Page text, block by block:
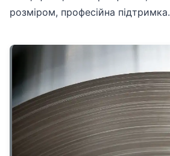
розміром, професійна підтримка.